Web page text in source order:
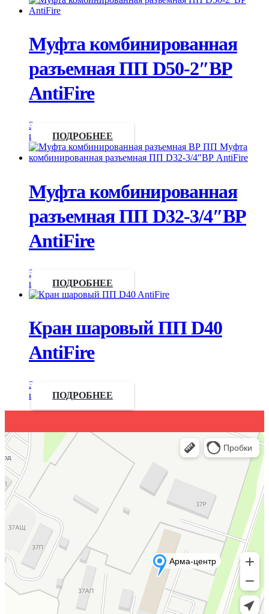
Муфта комбинированная
разъемная ПП D50-2″ВР
AntiFire
Запросить
цену
ПОДРОБНЕЕ
Муфта комбинированная
разъемная ПП D32-3/4″ВР
AntiFire
Запросить
цену
ПОДРОБНЕЕ
Кран шаровый ПП D40
AntiFire
Запросить
цену
ПОДРОБНЕЕ